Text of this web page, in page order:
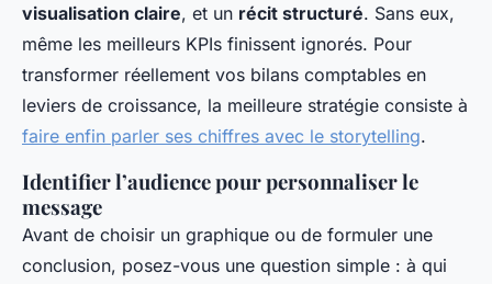
visualisation claire, et un récit structuré. Sans eux,
même les meilleurs KPIs finissent ignorés. Pour
transformer réellement vos bilans comptables en
leviers de croissance, la meilleure stratégie consiste à
faire enfin parler ses chiffres avec le storytelling.
Identifier l’audience pour personnaliser le
message
Avant de choisir un graphique ou de formuler une
conclusion, posez-vous une question simple : à qui